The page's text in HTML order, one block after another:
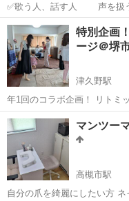
✅歌う人、話す人 声を扱う
身体の機能が気になる方 ✅
方 ✅息が思うように続かない方
テレビで、ベテラン歌...
大阪 大阪市 天王寺駅
特別企画
ージ＠堺
津久野駅
年1回のコラボ企画！ リトミックとベビーキッズマッサージ を堺市西
区津久野教室で開催します。 ご案内は後半にあります。 ＊＊＊＊＊＊
＊＊＊＊＊＊＊＊＊ リトミ...
大阪 堺市
マンツー
高槻市駅
自分の爪を綺麗にしたい方